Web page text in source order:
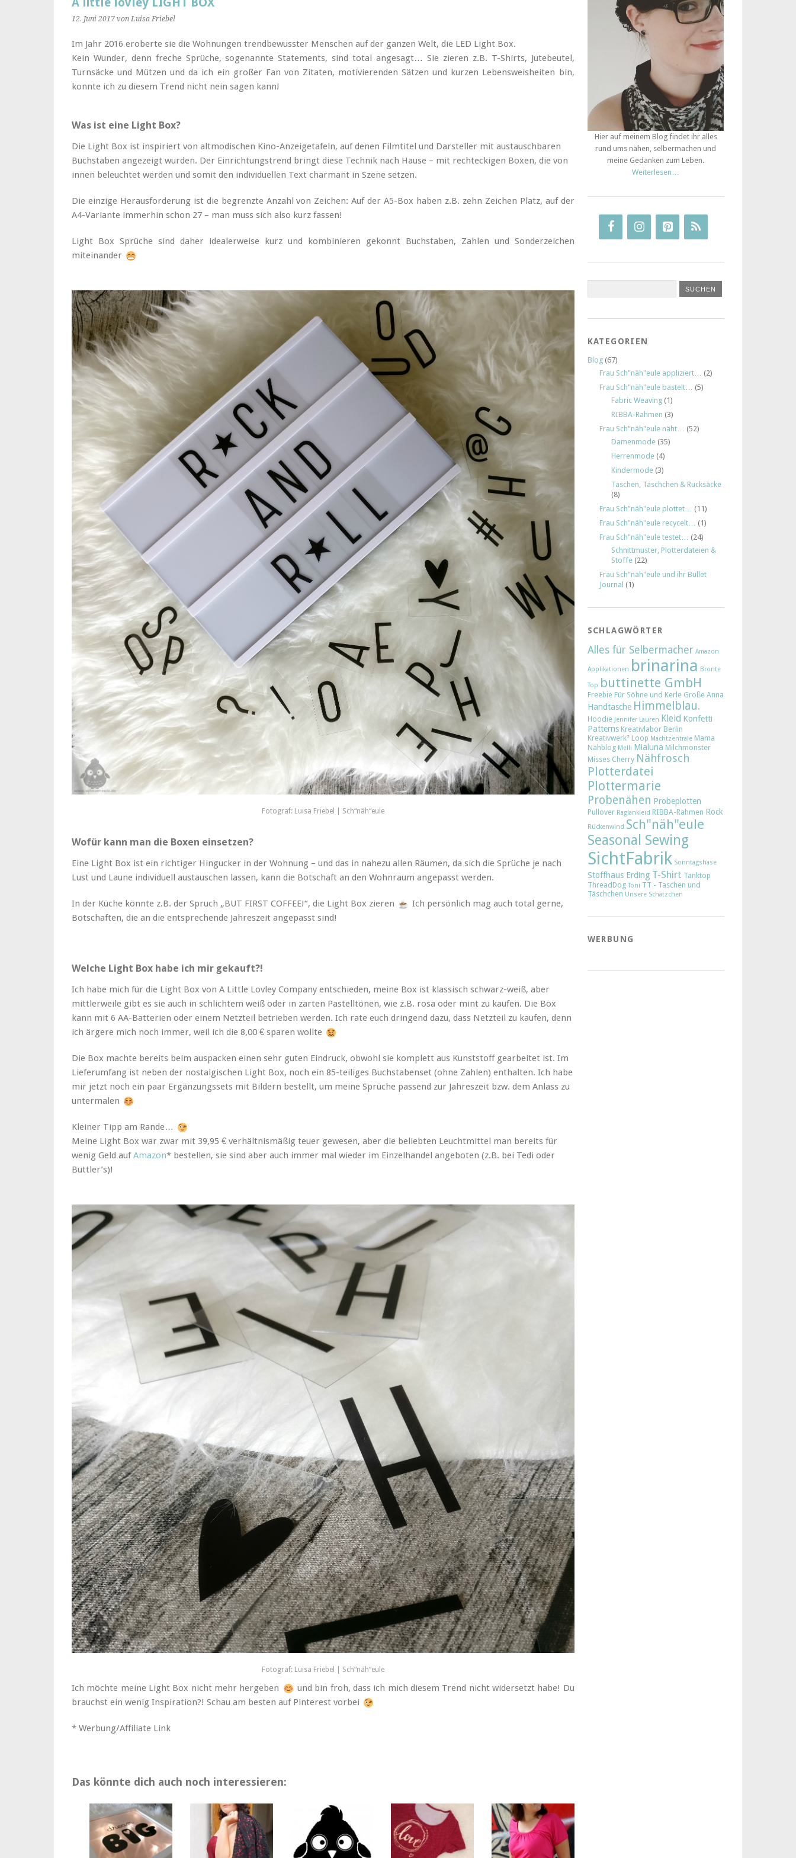
12. Juni 2017 von Luisa Friebel
Im Jahr 2016 eroberte sie die Wohnungen trendbewusster Menschen auf der ganzen Welt, die LED Light Box.
Kein Wunder, denn freche Sprüche, sogenannte Statements, sind total angesagt… Sie zieren z.B. T-Shirts, Jutebeutel,
Turnsäcke und Mützen und da ich ein großer Fan von Zitaten, motivierenden Sätzen und kurzen Lebensweisheiten bin,
konnte ich zu diesem Trend nicht nein sagen kann!
Was ist eine Light Box?
Die Light Box ist inspiriert von altmodischen Kino-Anzeigetafeln, auf denen Filmtitel und Darsteller mit austauschbaren
Buchstaben angezeigt wurden. Der Einrichtungstrend bringt diese Technik nach Hause – mit rechteckigen Boxen, die von
innen beleuchtet werden und somit den individuellen Text charmant in Szene setzen.
Die einzige Herausforderung ist die begrenzte Anzahl von Zeichen: Auf der A5-Box haben z.B. zehn Zeichen Platz, auf der
A4-Variante immerhin schon 27 – man muss sich also kurz fassen!
Light Box Sprüche sind daher idealerweise kurz und kombinieren gekonnt Buchstaben, Zahlen und Sonderzeichen
miteinander
Fotograf: Luisa Friebel | Sch“näh“eule
Wofür kann man die Boxen einsetzen?
Eine Light Box ist ein richtiger Hingucker in der Wohnung – und das in nahezu allen Räumen, da sich die Sprüche je nach
Lust und Laune individuell austauschen lassen, kann die Botschaft an den Wohnraum angepasst werden.
In der Küche könnte z.B. der Spruch „BUT FIRST COFFEE!“, die Light Box zieren
Ich persönlich mag auch total gerne,
Botschaften, die an die entsprechende Jahreszeit angepasst sind!
Welche Light Box habe ich mir gekauft?!
Ich habe mich für die Light Box von A Little Lovley Company entschieden, meine Box ist klassisch schwarz-weiß, aber
mittlerweile gibt es sie auch in schlichtem weiß oder in zarten Pastelltönen, wie z.B. rosa oder mint zu kaufen. Die Box
kann mit 6 AA-Batterien oder einem Netzteil betrieben werden. Ich rate euch dringend dazu, dass Netzteil zu kaufen, denn
ich ärgere mich noch immer, weil ich die 8,00 € sparen wollte
Die Box machte bereits beim auspacken einen sehr guten Eindruck, obwohl sie komplett aus Kunststoff gearbeitet ist. Im
Lieferumfang ist neben der nostalgischen Light Box, noch ein 85-teiliges Buchstabenset (ohne Zahlen) enthalten. Ich habe
mir jetzt noch ein paar Ergänzungssets mit Bildern bestellt, um meine Sprüche passend zur Jahreszeit bzw. dem Anlass zu
untermalen
Kleiner Tipp am Rande…
Meine Light Box war zwar mit 39,95 € verhältnismäßig teuer gewesen, aber die beliebten Leuchtmittel man bereits für
wenig Geld aufAmazon* bestellen, sie sind aber auch immer mal wieder im Einzelhandel angeboten (z.B. bei Tedi oder
Buttler’s)!
Fotograf: Luisa Friebel | Sch“näh“eule
Ich möchte meine Light Box nicht mehr hergeben und bin froh, dass ich mich diesem Trend nicht widersetzt habe! Du
brauchst ein wenig Inspiration?! Schau am besten auf Pinterest vorbei
* Werbung/Affiliate Link
Das könnte dich auch noch interessieren:
Hier auf meinem Blog findet ihr alles
rund ums nähen, selbermachen und
meine Gedanken zum Leben.
Weiterlesen…
KATEGORIEN
Blog(67)
Frau Sch"näh"eule appliziert…
(2)
Frau Sch"näh"eule bastelt…
(5)
Fabric Weaving(1)
RIBBA-Rahmen (3)
Frau Sch"näh"eule näht…
(52)
Damenmode(35)
Herrenmode(4)
Kindermode(3)
Taschen, Täschchen & Rucksäcke
(8)
Frau Sch"näh"eule plottet…
(11)
Frau Sch"näh"eule recycelt…
(1)
Frau Sch"näh"eule testet…
(24)
Schnittmuster, Plotterdateien &
Stoffe(22)
Frau Sch"näh"eule und ihr Bullet
Journal (1)
SCHLAGWÖRTER
Alles für Selbermacher Amazon
Applikationen brinarina Bronte
Top buttinette GmbH
Freebie Für Söhne und Kerle Große Anna
Handtasche Himmelblau.
Hoodie Jennifer Lauren Kleid Konfetti
Patterns Kreativlabor Berlin
Kreativwerk² Loop Machtzentrale Mama
Nähblog Melli Mialuna Milchmonster
Misses Cherry Nähfrosch
Plotterdatei
Plottermarie
Probenähen Probeplotten
Pullover Raglankleid RIBBA-Rahmen Rock
Rückenwind Sch"näh"eule
Seasonal Sewing
SichtFabrik Sonntagshase
Stoffhaus Erding T-Shirt Tanktop
ThreadDog Toni TT - Taschen und
Täschchen Unsere Schätzchen
WERBUNG